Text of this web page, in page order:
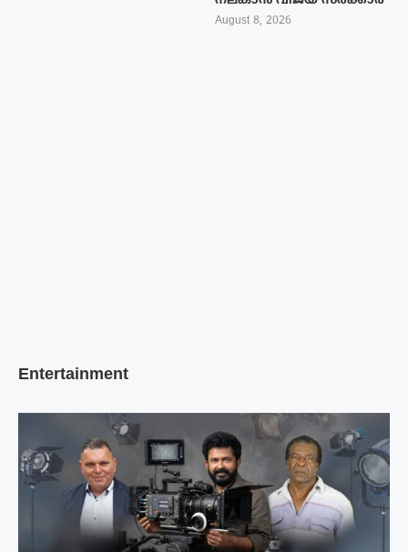
August 8, 2026
Entertainment